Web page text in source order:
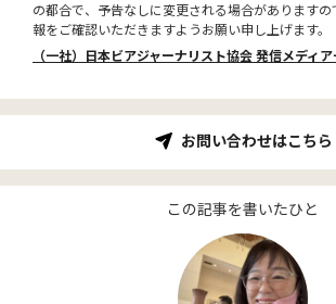
の都合で、予告なしに変更される場合があります
報をご確認いただきますようお願い申し上げます。
（一社）日本ビアジャーナリスト協会 発信メディ
お問い合わせはこちら
この記事を書いたひと